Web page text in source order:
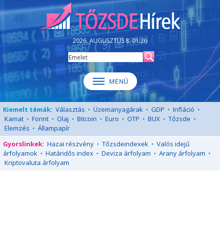
2026. AUGUSZTUS 8. 01:26
Kiemelt témák: Választás • Üzemanyagárak • GDP • Infláció •
Kamat • Forint • Olaj • Bitcoin • Euro • OTP • BUX • Tőzsde •
Elemzés • Állampapír
Gyorslinkek: Hazai részvény • Tőzsdeindexek • Valós idejű
árfolyamok • Határidős index • Deviza árfolyam • Arany árfolyam •
Kriptovaluta árfolyam